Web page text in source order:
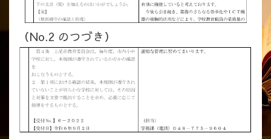
（No.2 のつづき）